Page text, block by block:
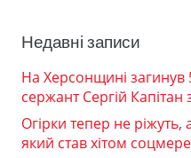
Недавні записи
На Херсонщині загинув
сержант Сергій
Огірки тепер не ріжуть,
який став хітом